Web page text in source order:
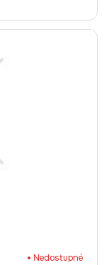
Nedostupné